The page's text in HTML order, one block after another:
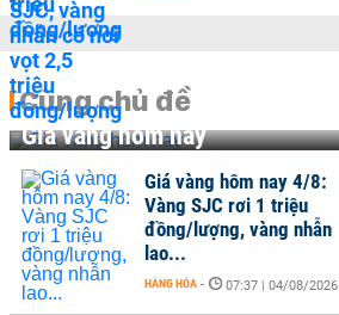
Cùng chủ đề
Giá vàng hôm nay
Giá vàng hôm nay 4/8:
Vàng SJC rơi 1 triệu
đồng/lượng, vàng nhẫn
lao...
HÀNG HÓA - 07:37 | 04/08/2026